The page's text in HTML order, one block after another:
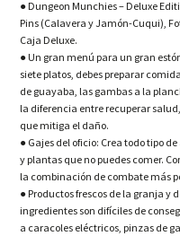
● Dungeon Munchies – Deluxe
Pins (Calavera y Jamón-Cuqui),
Caja Deluxe.
● Un gran menú para un gran
siete platos, debes preparar
de guayaba, las gambas a la
la diferencia entre recuperar
que mitiga el daño.
● Gajes del oficio: Crea todo tipo
y plantas que no puedes comer.
la combinación de combate más
● Productos frescos de la granja y
ingredientes son difíciles de
a caracoles eléctricos, pinzas de